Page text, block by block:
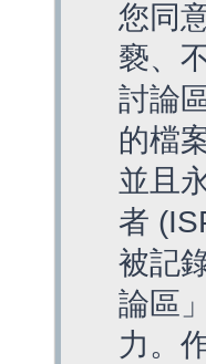
您同
褻、
討論
的檔
並且
者
被記
論區
力。